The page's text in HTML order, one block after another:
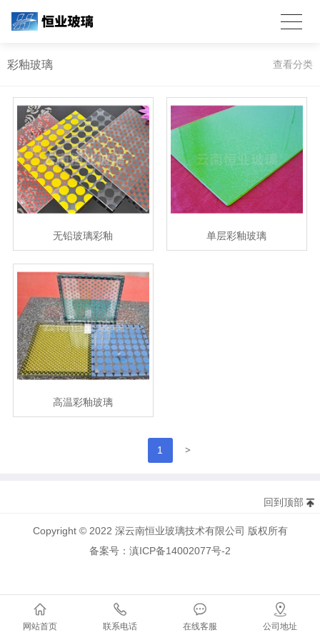
彩釉玻璃 查看分类
无铅玻璃彩釉 单层彩釉玻璃
高温彩釉玻璃
1 >
网站首页 联系电话 在线客服 公司地址
回到顶部
Copyright © 2022 深云南恒业玻璃技术有限公司 版权所有
备案号：滇ICP备14002077号-2